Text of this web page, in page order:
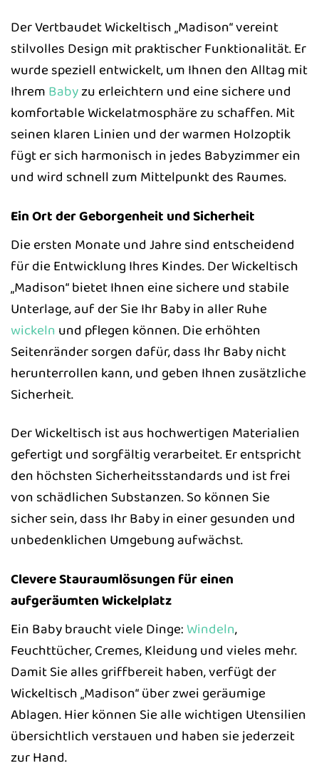
Der Vertbaudet Wickeltisch „Madison“ vereint
stilvolles Design mit praktischer Funktionalität. Er
wurde speziell entwickelt, um Ihnen den Alltag mit
Ihrem Babyzu erleichtern und eine sichere und
komfortable Wickelatmosphäre zu schaffen. Mit
seinen klaren Linien und der warmen Holzoptik
fügt er sich harmonisch in jedes Babyzimmer ein
und wird schnell zum Mittelpunkt des Raumes.
Ein Ort der Geborgenheit und Sicherheit
Die ersten Monate und Jahre sind entscheidend
für die Entwicklung Ihres Kindes. Der Wickeltisch
„Madison“ bietet Ihnen eine sichere und stabile
Unterlage, auf der Sie Ihr Baby in aller Ruhe
wickeln und pflegen können. Die erhöhten
Seitenränder sorgen dafür, dass Ihr Baby nicht
herunterrollen kann, und geben Ihnen zusätzliche
Sicherheit.
Der Wickeltisch ist aus hochwertigen Materialien
gefertigt und sorgfältig verarbeitet. Er entspricht
den höchsten Sicherheitsstandards und ist frei
von schädlichen Substanzen. So können Sie
sicher sein, dass Ihr Baby in einer gesunden und
unbedenklichen Umgebung aufwächst.
Clevere Stauraumlösungen für einen
aufgeräumten Wickelplatz
Ein Baby braucht viele Dinge: Windeln,
Feuchttücher, Cremes, Kleidung und vieles mehr.
Damit Sie alles griffbereit haben, verfügt der
Wickeltisch „Madison“ über zwei geräumige
Ablagen. Hier können Sie alle wichtigen Utensilien
übersichtlich verstauen und haben sie jederzeit
zur Hand.